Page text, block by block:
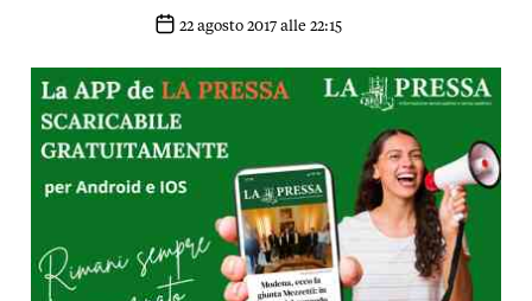
questa sera al Meeting di Rimini. 'Si
dare autonomia o no- punge per primo
Maroni- in passato non è mai successo.
Auguro tanta fortuna a Bonaccini che
ci prova'
22 agosto 2017 alle 22:15